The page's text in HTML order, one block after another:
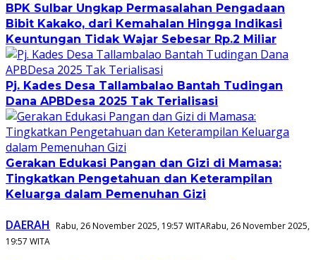
BPK Sulbar Ungkap Permasalahan Pengadaan
Bibit Kakako, dari Kemahalan Hingga Indikasi
Keuntungan Tidak Wajar Sebesar Rp.2 Miliar
Pj. Kades Desa Tallambalao Bantah Tudingan
Dana APBDesa 2025 Tak Terialisasi
Gerakan Edukasi Pangan dan Gizi di Mamasa:
Tingkatkan Pengetahuan dan Keterampilan
Keluarga dalam Pemenuhan Gizi
DAERAH Rabu, 26 November 2025, 19:57 WITARabu, 26 November 2025,
19:57 WITA